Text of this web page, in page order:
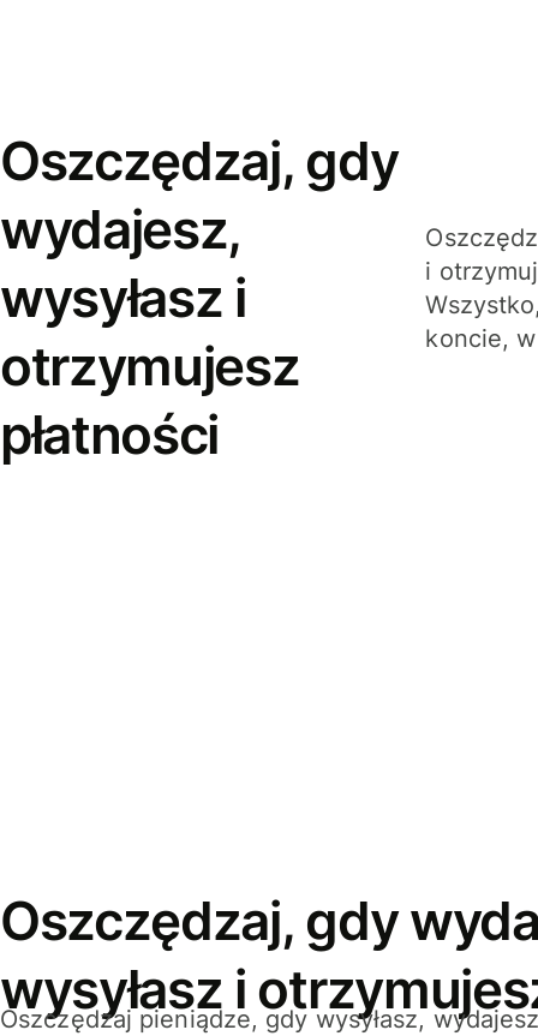
Oszczędzaj, gdy
wydajesz,
wysyłasz i
otrzymujesz
płatności
i
koncie,
Oszczędzaj, gdy
wysyłasz i
Oszczędzaj pieniądze, gdy wysyłasz,